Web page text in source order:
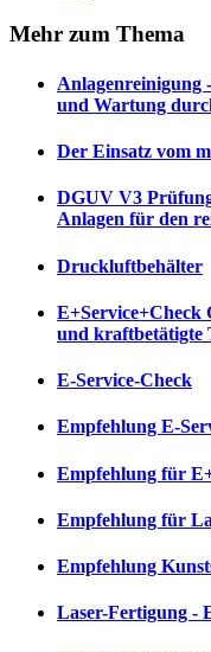
Mehr zum Thema
Anlagenreinigung
und Wartung
Der Einsatz vom
DGUV V3
Anlagen für den
Druckluftbehälter
E+Service+Check
und kraftbetätigte
E-Service-Check
Empfehlung E-
Empfehlung für
Empfehlung für
Empfehlung
Laser-Fertigung -